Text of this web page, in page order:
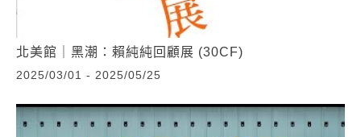
北美館｜黑潮：賴純純回顧展 (30CF)
2025/03/01 - 2025/05/25